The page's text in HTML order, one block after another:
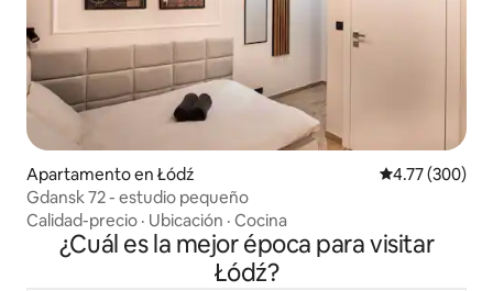
Apartamento en Łódź Calificación
4.77 (300)
Gdansk 72 - estudio pequeño
Calidad-precio · Ubicación · Cocina
¿Cuál es la mejor época para visitar
Łódź?